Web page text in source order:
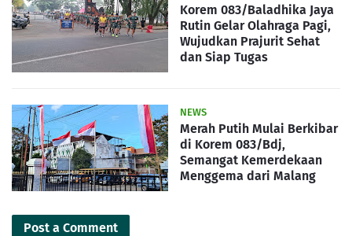
Korem 083/Baladhika Jaya
Rutin Gelar Olahraga Pagi,
Wujudkan Prajurit Sehat
dan Siap Tugas
NEWS
Merah Putih Mulai Berkibar
di Korem 083/Bdj,
Semangat Kemerdekaan
Menggema dari Malang
Post a Comment